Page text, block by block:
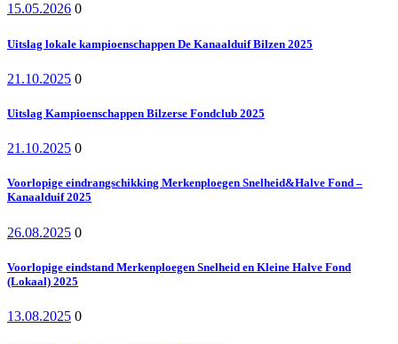
15.05.2026 0
Uitslag lokale kampioenschappen De Kanaalduif Bilzen 2025
21.10.2025 0
Uitslag Kampioenschappen Bilzerse Fondclub 2025
21.10.2025 0
Voorlopige eindrangschikking Merkenploegen Snelheid&Halve Fond –
Kanaalduif 2025
26.08.2025 0
Voorlopige eindstand Merkenploegen Snelheid en Kleine Halve Fond
(Lokaal) 2025
13.08.2025 0